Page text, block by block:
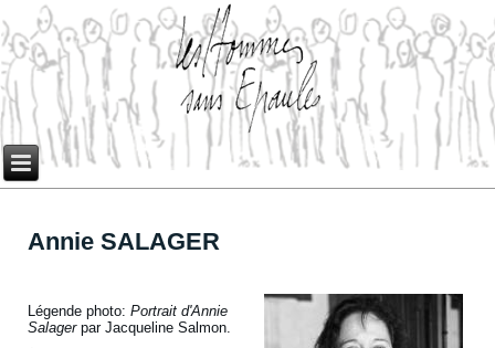
Annie SALAGER
Légende photo:Portrait d'Annie
Salagerpar Jacqueline Salmon.